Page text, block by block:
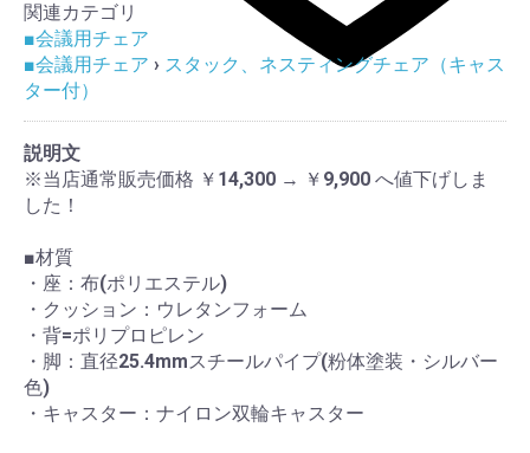
関連カテゴリ
■会議用チェア
■会議用チェア › スタック、ネスティングチェア（キャス
ター付）
説明文
※当店通常販売価格 ￥14,300 → ￥9,900 へ値下げしま
した！
■材質
・座：布(ポリエステル)
・クッション：ウレタンフォーム
・背=ポリプロピレン
・脚：直径25.4mmスチールパイプ(粉体塗装・シルバー
色)
・キャスター：ナイロン双輪キャスター